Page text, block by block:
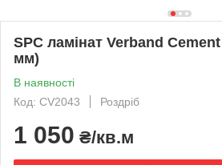
SPC ламінат Verband
мм)
В наявності
Код: CV2043
Роздріб
1 050 ₴/кв.м